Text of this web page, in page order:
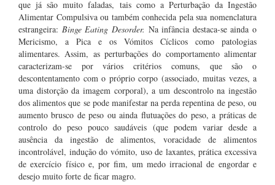
que já são muito faladas, tais como a Perturbação da Ingestão
Alimentar Compulsiva ou também conhecida pela sua nomenclatura
estrangeira: Binge Eating Desorder. Na infância destaca-se ainda o
Mericismo, a Pica e os Vómitos Cíclicos como patologias
alimentares. Assim, as perturbações do comportamento alimentar
caracterizam-se por vários critérios comuns, que são o
descontentamento com o próprio corpo (associado, muitas vezes, a
uma distorção da imagem corporal), a um descontrolo na ingestão
dos alimentos que se pode manifestar na perda repentina de peso, ou
aumento brusco de peso ou ainda flutuações do peso, a práticas de
controlo do peso pouco saudáveis (que podem variar desde a
ausência da ingestão de alimentos, voracidade de alimentos
incontrolável, indução do vómito, uso de laxantes, prática excessiva
de exercício físico e, por fim, um medo irracional de engordar e
desejo muito forte de ficar magro.